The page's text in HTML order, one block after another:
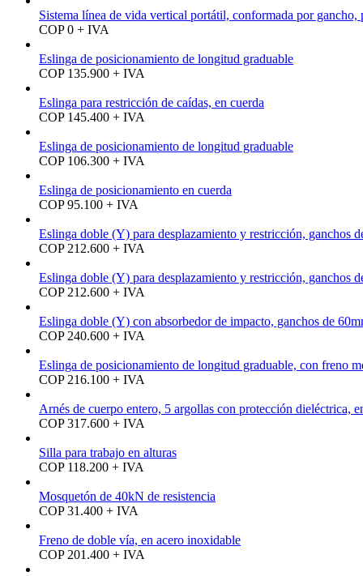
Sistema línea de vida vertical portátil, conformada por
COP 0 + IVA
Eslinga de posicionamiento de longitud graduable
COP 135.900 + IVA
Eslinga para restricción de caídas, en cuerda
COP 145.400 + IVA
Eslinga de posicionamiento de longitud graduable
COP 106.300 + IVA
Eslinga de posicionamiento en cuerda
COP 95.100 + IVA
Eslinga doble (Y) para desplazamiento y restricción, ganchos
COP 212.600 + IVA
Eslinga doble (Y) para desplazamiento y restricción, ganchos
COP 212.600 + IVA
Eslinga doble (Y) con absorbedor de impacto, ganchos de
COP 240.600 + IVA
Eslinga de posicionamiento de longitud graduable, con freno
COP 216.100 + IVA
Arnés de cuerpo entero, 5 argollas con protección dieléctrica,
COP 317.600 + IVA
Silla para trabajo en alturas
COP 118.200 + IVA
Mosquetón de 40kN de resistencia
COP 31.400 + IVA
Freno de doble vía, en acero inoxidable
COP 201.400 + IVA